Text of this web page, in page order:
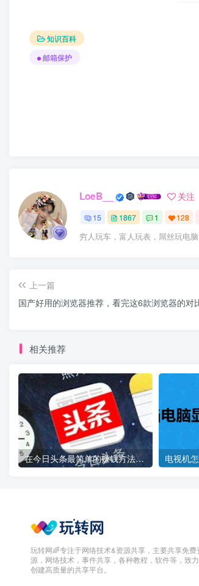
知识百科
邮箱保护
LoeB__ 关注
15 1867 1 128
穷人玩车，富人玩表，屌丝玩电脑
上一篇
国产好用的浏览器推荐，看完这6款浏览器的对比
相关推荐
在今日头条最简单的赚钱方法是什么？抄书写作8天收益1400多元！
玩转网🌈专注于网络技术&资源共享，主要共享免费
源，网络技术，事件共享，各种教程，软件等，致
创建高质量的共享平台。